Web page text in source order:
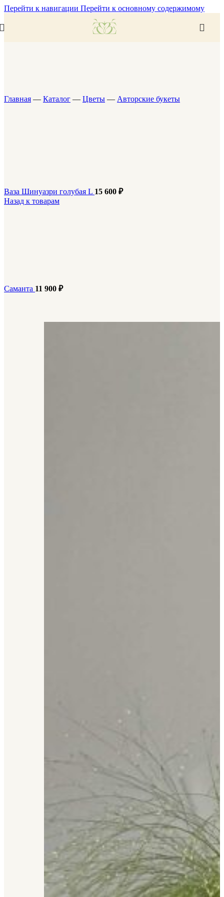
Перейти к навигации Перейти к основному содержимому
Главная — Каталог — Цветы — Авторские букеты
Ваза Шинуазри голубая L 15 600 ₽
Назад к товарам
Саманта 11 900 ₽